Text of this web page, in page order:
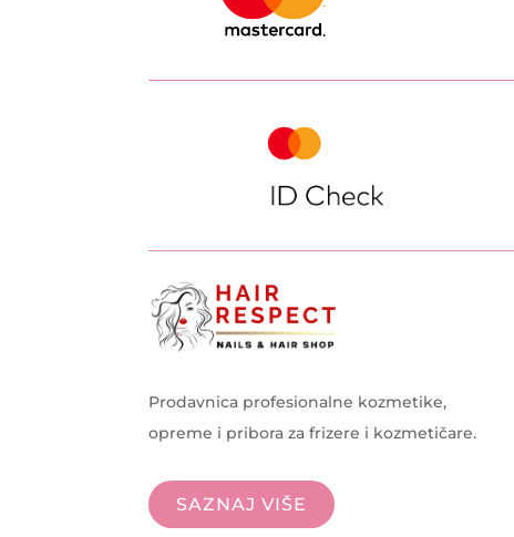
Prodavnica profesionalne kozmetike,
opreme i pribora za frizere i kozmetičare.
SAZNAJ VIŠE